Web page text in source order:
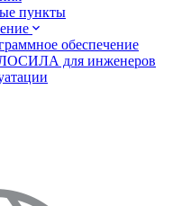
пункты
обеспечение
для инженеров